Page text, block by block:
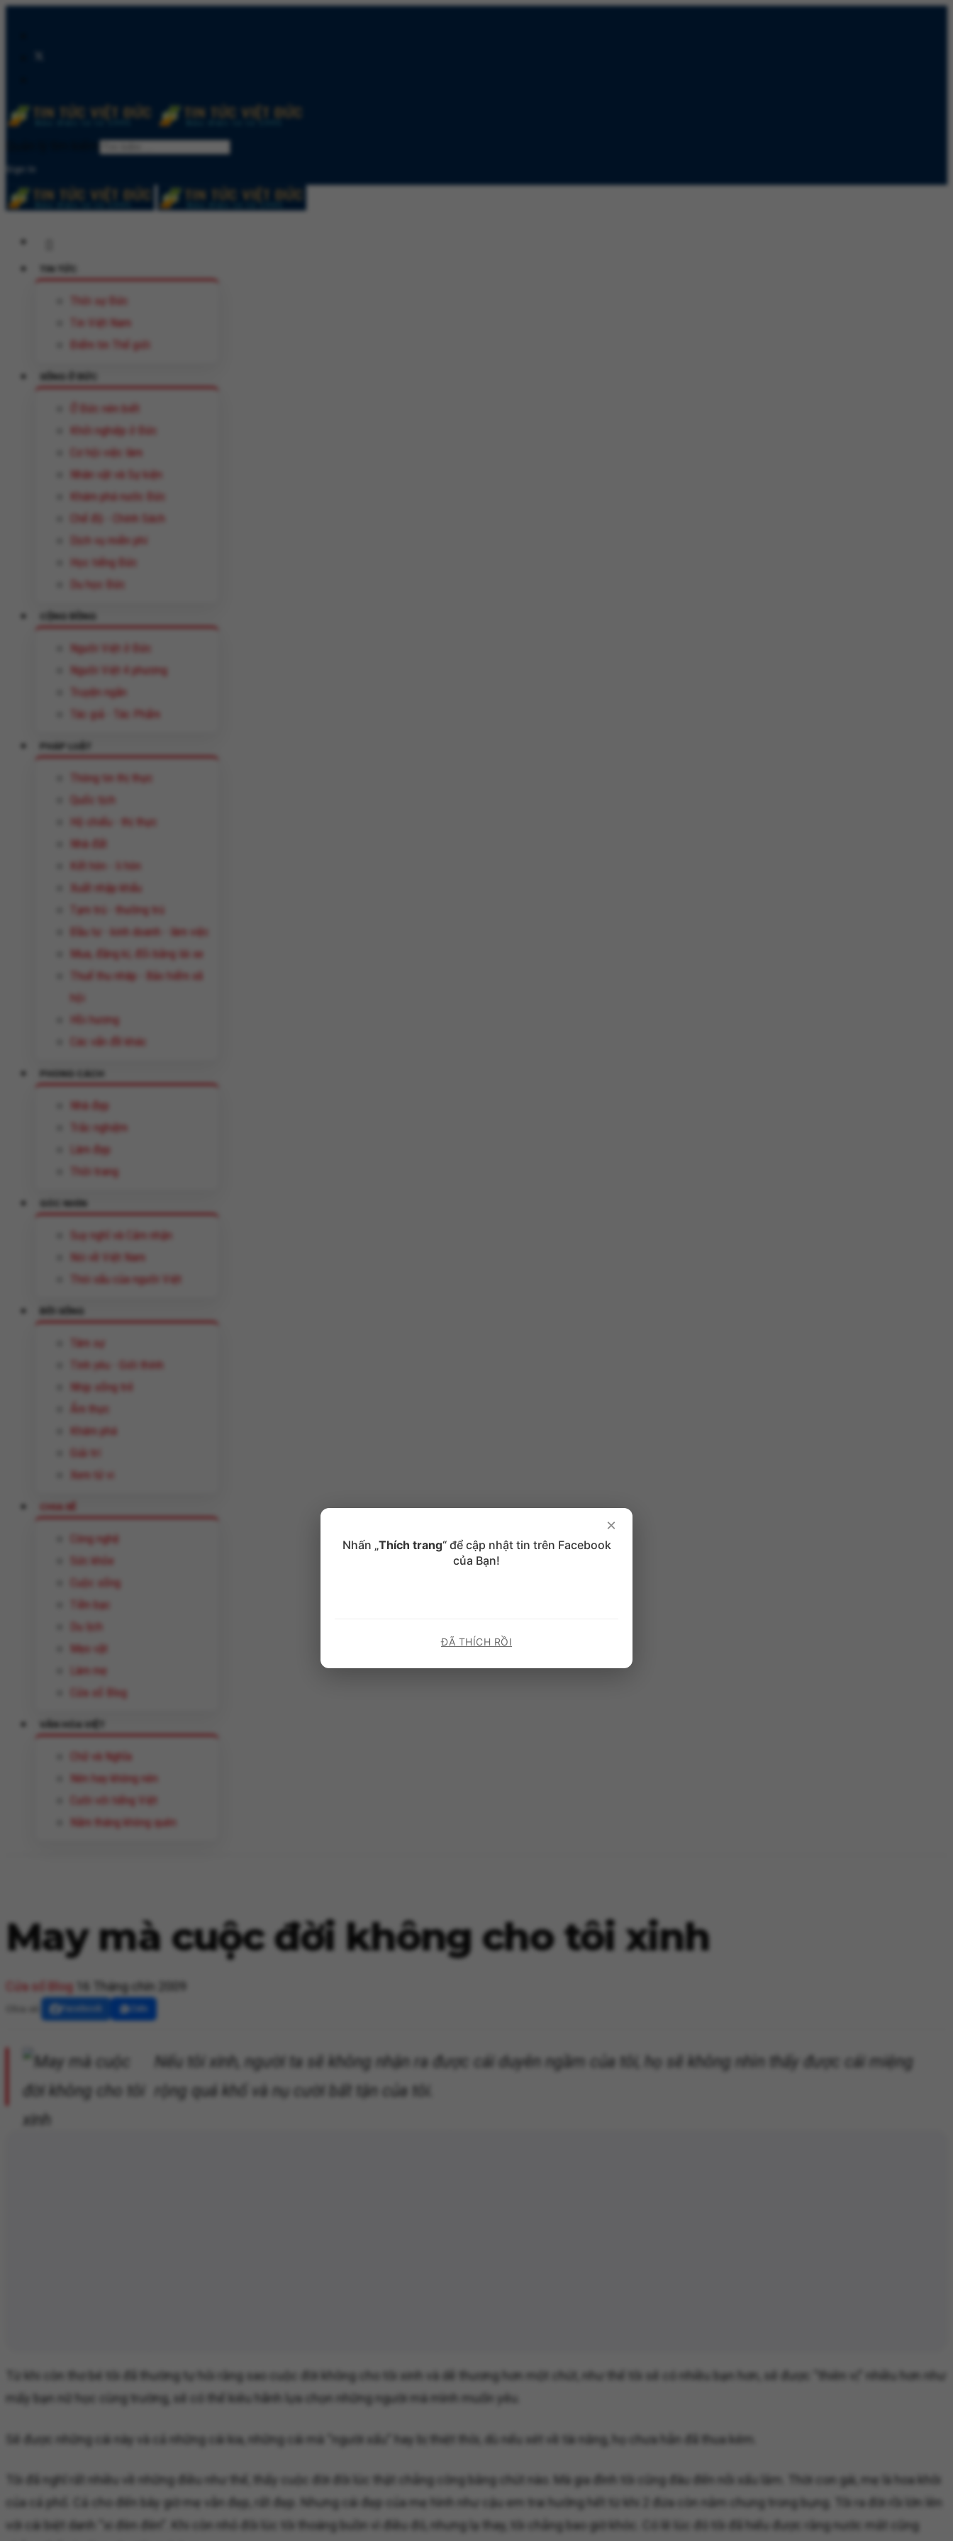
Sign In
TIN TỨC
Thời sự Đức
Tin Việt Nam
Điểm tin Thế giới
SỐNG Ở ĐỨC
Ở Đức nên biết
Khởi nghiệp ở Đức
Cơ hội việc làm
Nhân vật và Sự kiện
Khám phá nước Đức
Chế độ - Chính Sách
Dịch vụ miễn phí
Học tiếng Đức
Du học Đức
CỘNG ĐỒNG
Người Việt ở Đức
Người Việt 4 phương
Truyện ngắn
Tác giả - Tác Phẩm
Thông tin thị thực
Quốc tịch
Hộ chiếu - thị thực
Nhà đất
Kết hôn - li hôn
Xuất nhập khẩu
Tạm trú - thường trú
Đầu tư - kinh doanh - làm việc
Mua, đăng kí, đổi bằng lái xe
Thuế thu nhâp - Bảo hiểm xã
hội
Hồi hương
Các vấn đề khác
PHONG CÁCH
Nhà đẹp
Trắc nghiệm
Làm đẹp
Thời trang
GÓC NHÌN
Suy nghĩ và Cảm nhận
Nói về Việt Nam
Thói xấu của người Việt
ĐỜI SỐNG
Tâm sự
Tình yêu - Giới thính
Nhịp sống trẻ
Ẩm thực
Khám phá
Giải trí
Xem tử vi
CHIA SẺ
Công nghệ
Sức khỏe
Cuộc sống
Tiền bạc
Du lịch
Mẹo vặt
Làm mẹ
Cửa sổ Blog
VĂN HÓA VIỆT
Chữ và Nghĩa
Nên hay không nên
Cười với tiếng Việt
Năm tháng không quên
May mà cuộc đời không cho tôi xinh
Cửa sổ Blog 16 Tháng chín 2009
Nếu tôi xinh, người ta sẽ không nhận ra được cái duyên ngầm của tôi, họ sẽ không nhìn thấy được cái miệng
rộng quá khổ và nụ cười bất tận của tôi.
Từ khi còn thơ bé tôi đã thường tự hỏi rằng sao cuộc đời không cho tôi xinh và dễ thương hơn một chút, như thế tôi sẽ có nhiều bạn hơn, sẽ được “thiên vị” nhiều hơn như
mấy bạn nữ học cùng trường, sẽ có thể kiêu hãnh lựa chọn những người mà mình muốn yêu.
Sẽ được những cái này và cả những cái kia, những cái mà “người xấu” hay bị thiệt thòi, dù nếu xét về tài năng, họ chưa hẳn đã thua kém.
Tôi đã nghĩ rất nhiều về những điều như thế, thấy cuộc đời đôi lúc thật chẳng công bằng chút nào. Mà gia đình tôi cũng đâu đến nỗi xấu lắm. Thời con gái, mẹ là hoa khôi
của cả phố. Cả cho đến bây giờ mẹ vẫn đẹp, rất đẹp. Nhưng cái đẹp của mẹ hình như cậu em trai hưởng hết từ khi 2 đứa còn nằm chung trong bụng. Tôi ra đời rồi lớn lên
với cái biệt danh “xi đèn đèn”. Khi còn nhỏ đôi lúc tôi thoáng buồn vì điều đó, nhưng lạ thay, tôi chẳng bao giờ khóc. Có lẽ lúc đó tôi đã hiểu được rằng nước mắt cũng
×
Nhấn „Thích trang“ để cập nhật tin trên Facebook
của Bạn!
ĐÃ THÍCH RỒI